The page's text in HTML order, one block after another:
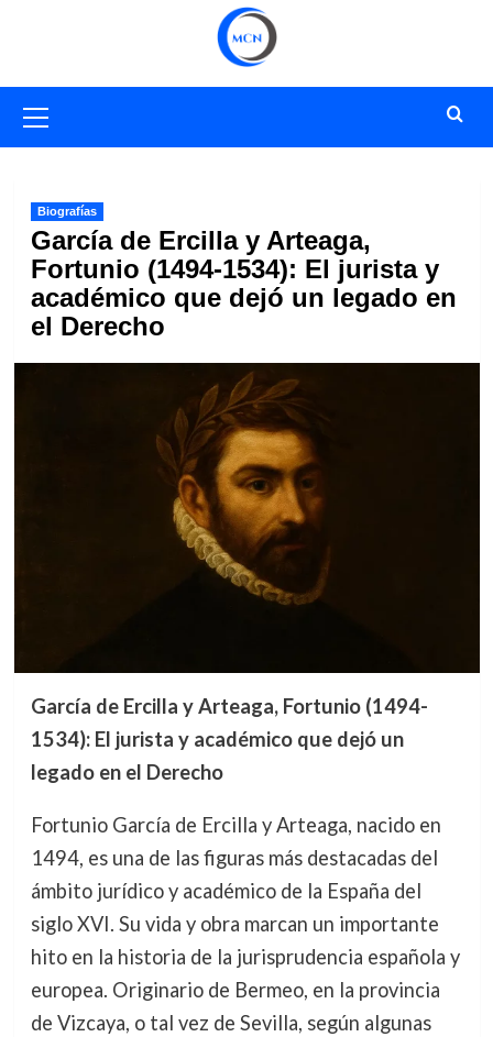
primario
Biografías
García de Ercilla y Arteaga,
Fortunio (1494-1534): El jurista y
académico que dejó un legado en
el Derecho
García de Ercilla y Arteaga, Fortunio (1494-
1534): El jurista y académico que dejó un
legado en el Derecho
Fortunio García de Ercilla y Arteaga, nacido en
1494, es una de las figuras más destacadas del
ámbito jurídico y académico de la España del
siglo XVI. Su vida y obra marcan un importante
hito en la historia de la jurisprudencia española y
europea. Originario de Bermeo, en la provincia
de Vizcaya, o tal vez de Sevilla, según algunas